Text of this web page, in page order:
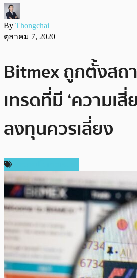
By Thongchai
ตุลาคม 7, 2020
Bitmex ถูกตั้งสถ
เทรดที่มี ‘ความเสี่
ลงทุนควรเลี่ยง